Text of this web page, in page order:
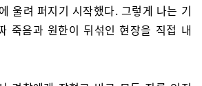
울려 퍼지기 시작했다. 그렇게 나는 기
죽음과 원한이 뒤섞인 현장을 직접 내